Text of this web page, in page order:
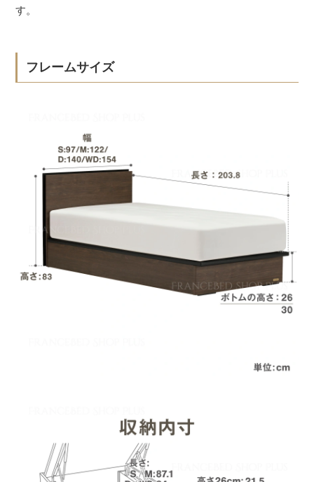
す。
フレームサイズ